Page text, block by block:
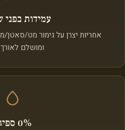
עמידות בפני
אחריות יצרן על גימור מט/
ומושלם
0% ספיגה